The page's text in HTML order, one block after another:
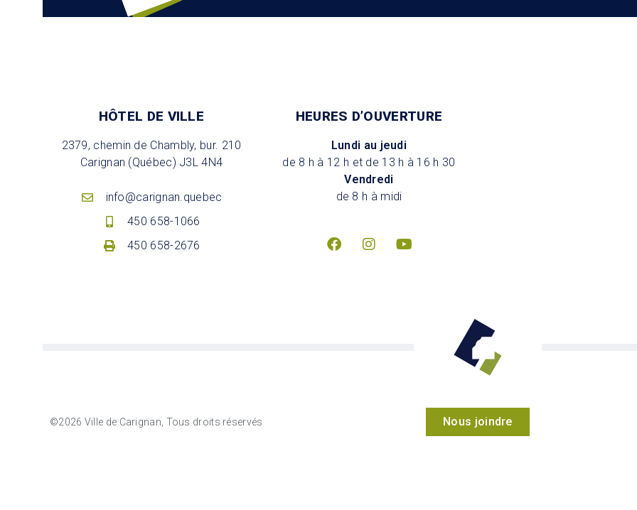
HÔTEL DE VILLE
2379, chemin de Chambly, bur. 210
Carignan (Québec) J3L 4N4
info@carignan.quebec
450 658-1066
450 658-2676
HEURES D’OUVERTURE
Lundi au jeudi
de 8 h à 12 h et de 13 h à 16 h 30
Vendredi
de 8 h à midi
©2026 Ville de Carignan, Tous droits réservés Nous joindre